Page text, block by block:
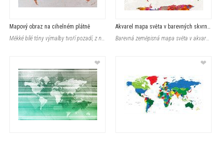
Mapový obraz na cihelném plátně
Měkké bílé tóny výmalby tvoří pozadí, z něhož vystupují kontury svě
Akvarel mapa světa v barevných skvrnách
Barevná zeměpisná mapa světa v akvarelové technice, která zachycuje kontin
❤ ❤